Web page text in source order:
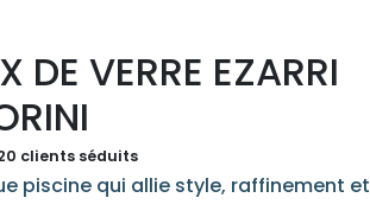
DE VERRE EZARRI
clients séduits
piscine qui allie style, raffinement et